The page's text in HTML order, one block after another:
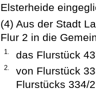
Elsterheide
(4) Aus der Stadt
Flur 2 in die
1. das Flurstück
2.
von Flurstück
Flurstücks 334/